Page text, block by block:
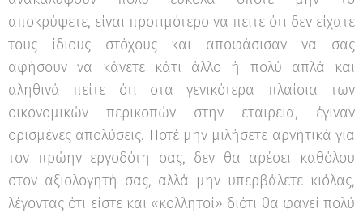
αποκρύψετε, είναι προτιμότερο να πείτε ότι δεν είχατε
τους ίδιους στόχους και αποφάσισαν να σας
αφήσουν να κάνετε κάτι άλλο ή πολύ απλά και
αληθινά πείτε ότι στα γενικότερα πλαίσια των
οικονομικών περικοπών στην εταιρεία, έγιναν
ορισμένες απολύσεις. Ποτέ μην μιλήσετε αρνητικά για
τον πρώην εργοδότη σας, δεν θα αρέσει καθόλου
στον αξιολογητή σας, αλλά μην υπερβάλετε κιόλας,
λέγοντας ότι είστε και «κολλητοί» διότι θα φανεί πολύ